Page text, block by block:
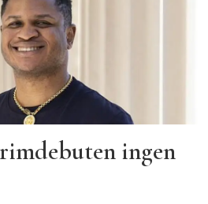
ingen